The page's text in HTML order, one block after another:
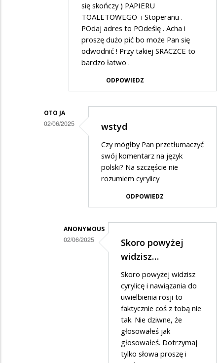
się skończy ) PAPIERU
TOALETOWEGO i Stoperanu .
POdaj adres to POdeślę . Acha i
proszę dużo pić bo może Pan się
odwodnić ! Przy takiej SRACZCE to
bardzo łatwo .
ODPOWIEDZ
OTO JA
02/06/2025
Mam
wstyd
Czy mógłby Pan przetłumaczyć
swój komentarz na język
polski? Na szczęście nie
rozumiem cyrylicy
ODPOWIEDZ
ANONYMOUS
02/06/2025
Skoro powyżej
widzisz…
Skoro powyżej widzisz
cyrylicę i nawiązania do
uwielbienia rosji to
faktycznie coś z tobą nie
tak. Nie dziwne, że
głosowałeś jak
głosowałeś. Dotrzymaj
tylko słowa proszę i